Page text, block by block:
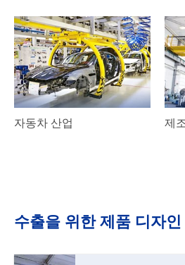
자동차 산업 제
수출을 위한 제품 디자인